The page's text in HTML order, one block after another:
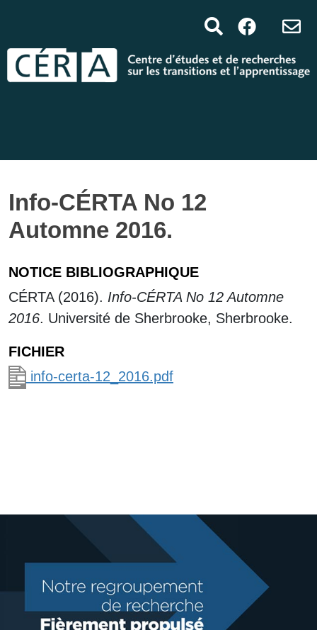
Info-CÉRTA No 12
Automne 2016.
NOTICE BIBLIOGRAPHIQUE
CÉRTA (2016). Info-CÉRTA No 12 Automne
2016. Université de Sherbrooke, Sherbrooke.
FICHIER
info-certa-12_2016.pdf